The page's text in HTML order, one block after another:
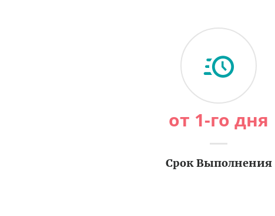
от 1-го дня
Срок Выполнения